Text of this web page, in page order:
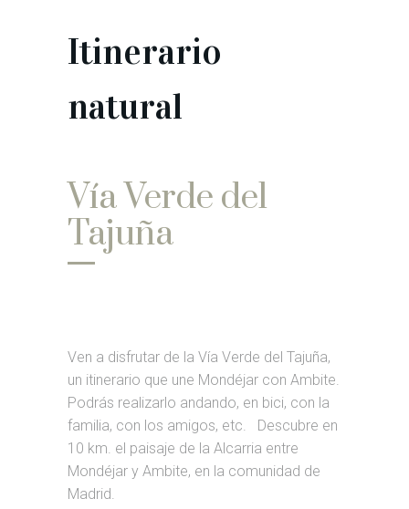
Itinerario
natural
Vía Verde del
Tajuña
Ven a disfrutar de la Vía Verde del Tajuña,
un itinerario que une Mondéjar con Ambite.
Podrás realizarlo andando, en bici, con la
familia, con los amigos, etc. Descubre en
10 km. el paisaje de la Alcarria entre
Mondéjar y Ambite, en la comunidad de
Madrid.